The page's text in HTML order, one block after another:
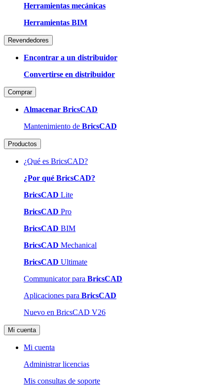
Herramientas mecánicas
Herramientas BIM
Revendedores
Encontrar a un distribuidor
Convertirse en distribuidor
Comprar
Almacenar BricsCAD
Mantenimiento de BricsCAD
Productos
¿Qué es BricsCAD?
¿Por qué BricsCAD?
BricsCAD Lite
BricsCAD Pro
BricsCAD BIM
BricsCAD Mechanical
BricsCAD Ultimate
Communicator para BricsCAD
Aplicaciones para BricsCAD
Nuevo en BricsCAD V26
Mi cuenta
Mi cuenta
Administrar licencias
Mis consultas de soporte